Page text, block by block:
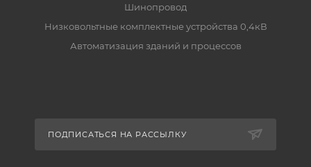
Шинопровод
Низковольтные комплектные устройства 0,4кВ
Автоматизация зданий и процессов
ПОДПИСАТЬСЯ НА РАССЫЛКУ